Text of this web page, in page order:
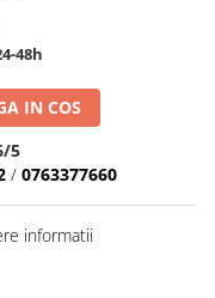
48h
IN COS
5
/ 0763377660
informatii